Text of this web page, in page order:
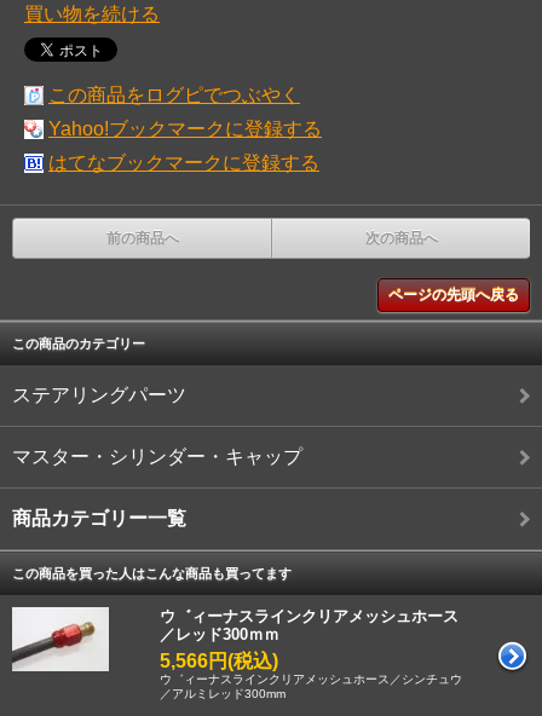
買い物を続ける
この商品をログピでつぶやく
Yahoo!ブックマークに登録する
はてなブックマークに登録する
前の商品へ 次の商品へ
ページの先頭へ戻る
この商品のカテゴリー
ステアリングパーツ
マスター・シリンダー・キャップ
商品カテゴリー一覧
この商品を買った人はこんな商品も買ってます
ウ゛ィーナスラインクリアメッシュホース
／レッド300ｍｍ
5,566円(税込)
ウ゛ィーナスラインクリアメッシュホース／シンチュウ
／アルミレッド300mm